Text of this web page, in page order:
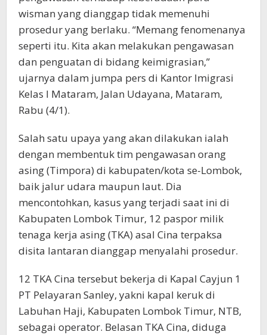
wisman yang dianggap tidak memenuhi
prosedur yang berlaku. “Memang fenomenanya
seperti itu. Kita akan melakukan pengawasan
dan penguatan di bidang keimigrasian,”
ujarnya dalam jumpa pers di Kantor Imigrasi
Kelas I Mataram, Jalan Udayana, Mataram,
Rabu (4/1).
Salah satu upaya yang akan dilakukan ialah
dengan membentuk tim pengawasan orang
asing (Timpora) di kabupaten/kota se-Lombok,
baik jalur udara maupun laut. Dia
mencontohkan, kasus yang terjadi saat ini di
Kabupaten Lombok Timur, 12 paspor milik
tenaga kerja asing (TKA) asal Cina terpaksa
disita lantaran dianggap menyalahi prosedur.
12 TKA Cina tersebut bekerja di Kapal Cayjun 1
PT Pelayaran Sanley, yakni kapal keruk di
Labuhan Haji, Kabupaten Lombok Timur, NTB,
sebagai operator. Belasan TKA Cina, diduga